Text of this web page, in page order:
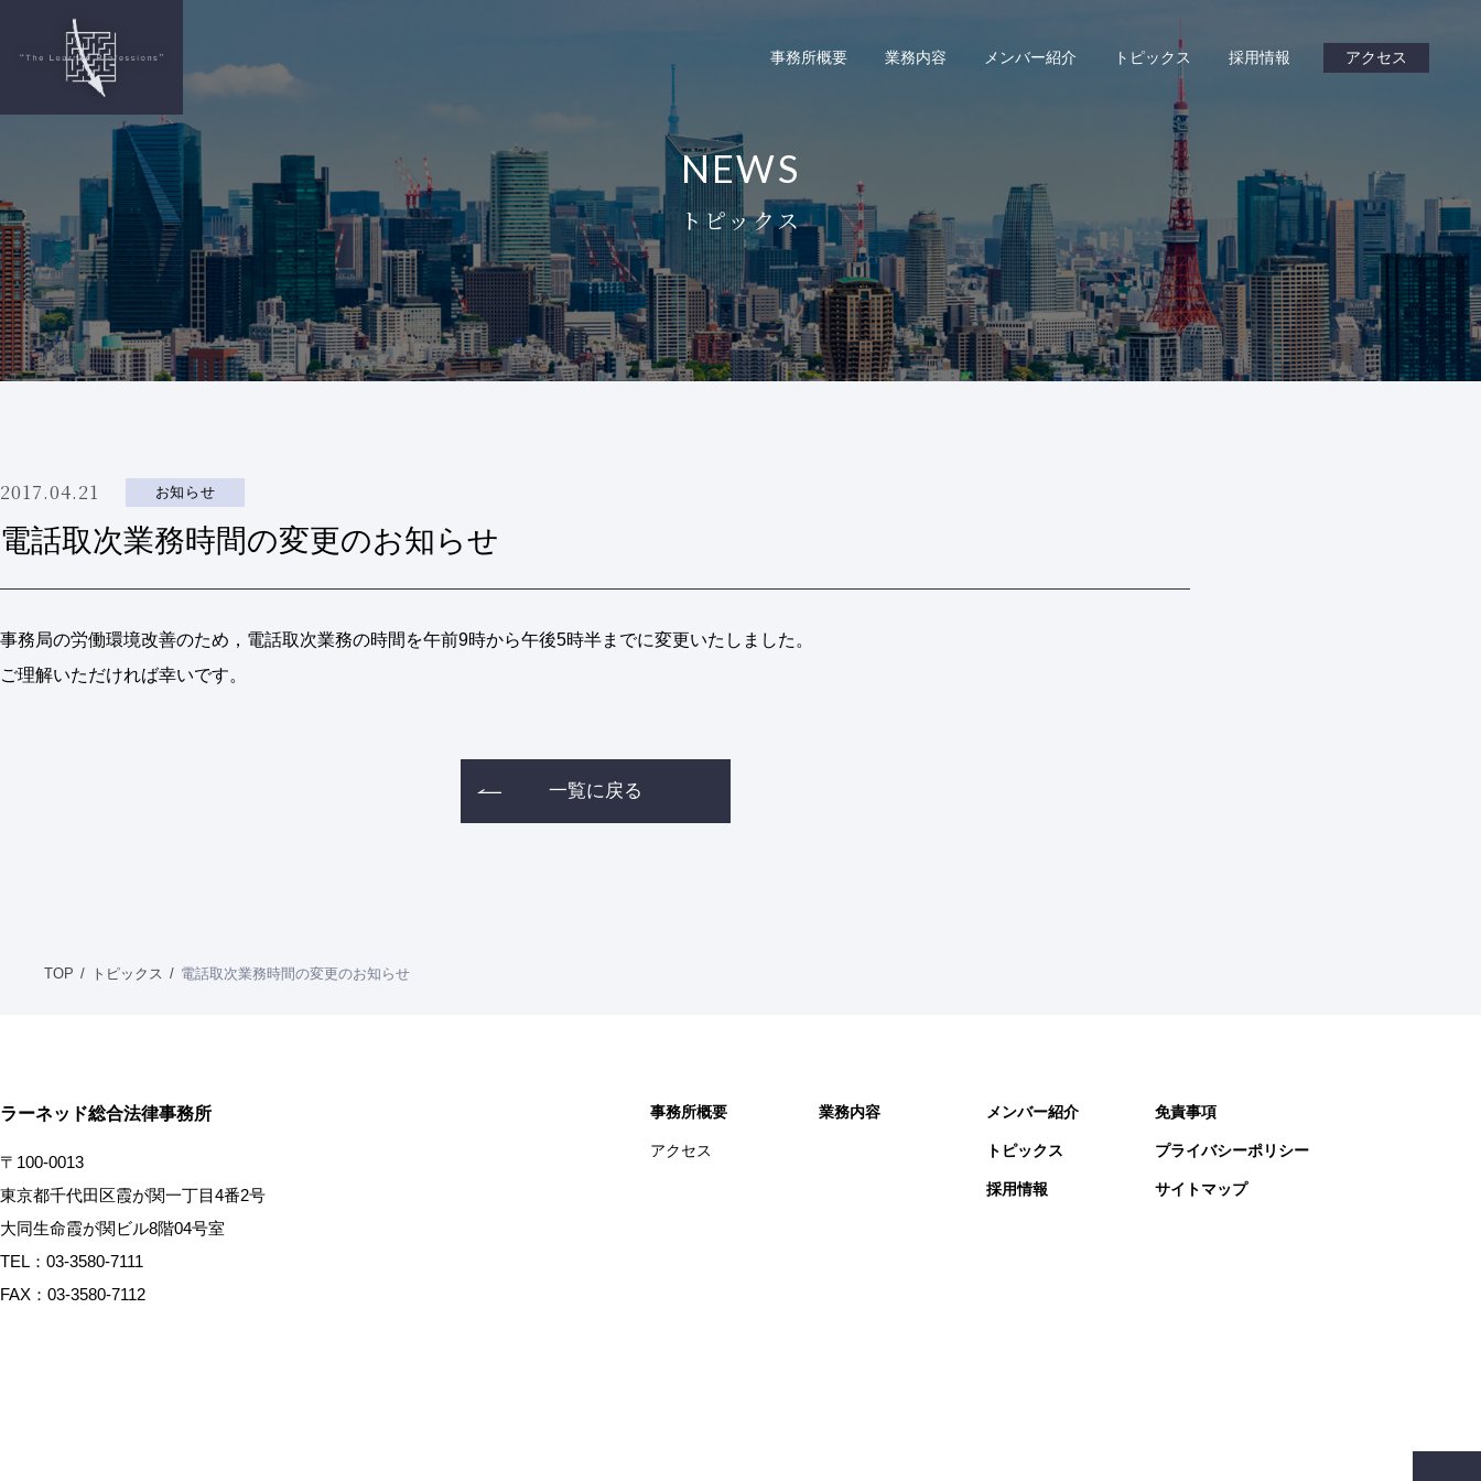
事務所概要 業務内容 メンバー紹介 トピックス 採用情報 アクセス
NEWS
トピックス
2017.04.21 お知らせ
電話取次業務時間の変更のお知らせ
事務局の労働環境改善のため，電話取次業務の時間を午前9時から午後5時半までに変更いたしました。
ご理解いただければ幸いです。
一覧に戻る
TOP トピックス 電話取次業務時間の変更のお知らせ
ラーネッド総合法律事務所
〒100-0013
東京都千代田区霞が関一丁目4番2号
大同生命霞が関ビル8階04号室
TEL：03-3580-7111
FAX：03-3580-7112
事務所概要
アクセス
業務内容 メンバー紹介
トピックス
採用情報
免責事項
プライバシーポリシー
サイトマップ